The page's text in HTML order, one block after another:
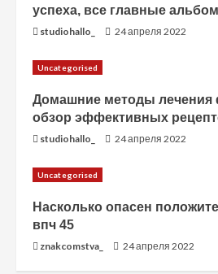
успеха, все главные
studiohallo_ 24 апреля 2022
Uncategorised
Домашние методы лечения
обзор эффективных
studiohallo_ 24 апреля 2022
Uncategorised
Насколько опасен
впч 45
znakcomstva_ 24 апреля 2022